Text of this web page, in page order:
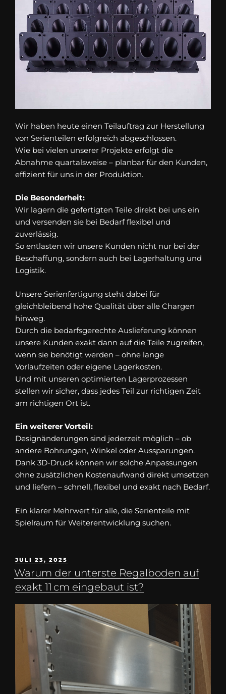
Wir haben heute einen Teilauftrag zur Herstellung
von Serienteilen erfolgreich abgeschlossen.
Wie bei vielen unserer Projekte erfolgt die
Abnahme quartalsweise – planbar für den Kunden,
effizient für uns in der Produktion.
Die Besonderheit:
Wir lagern die gefertigten Teile direkt bei uns ein
und versenden sie bei Bedarf flexibel und
zuverlässig.
So entlasten wir unsere Kunden nicht nur bei der
Beschaffung, sondern auch bei Lagerhaltung und
Logistik.
Unsere Serienfertigung steht dabei für
gleichbleibend hohe Qualität über alle Chargen
hinweg.
Durch die bedarfsgerechte Auslieferung können
unsere Kunden exakt dann auf die Teile zugreifen,
wenn sie benötigt werden – ohne lange
Vorlaufzeiten oder eigene Lagerkosten.
Und mit unseren optimierten Lagerprozessen
stellen wir sicher, dass jedes Teil zur richtigen Zeit
am richtigen Ort ist.
Ein weiterer Vorteil:
Designänderungen sind jederzeit möglich – ob
andere Bohrungen, Winkel oder Aussparungen.
Dank 3D-Druck können wir solche Anpassungen
ohne zusätzlichen Kostenaufwand direkt umsetzen
und liefern – schnell, flexibel und exakt nach Bedarf.
Ein klarer Mehrwert für alle, die Serienteile mit
Spielraum für Weiterentwicklung suchen.
JULI 23, 2025
Warum der unterste Regalboden auf
exakt 11 cm eingebaut ist?